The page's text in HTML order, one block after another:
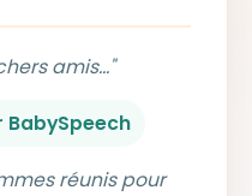
amis..."
BabySpeech
réunis pour